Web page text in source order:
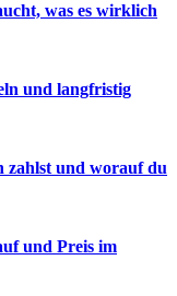
was es wirklich
und langfristig
zahlst und worauf du
und Preis im